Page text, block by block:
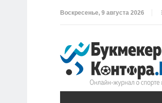
Воскресенье, 9 августа 2026